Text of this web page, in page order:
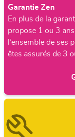
Garantie Zen
En plus de la
propose 1 ou 3
l’ensemble de
êtes assurés de 3